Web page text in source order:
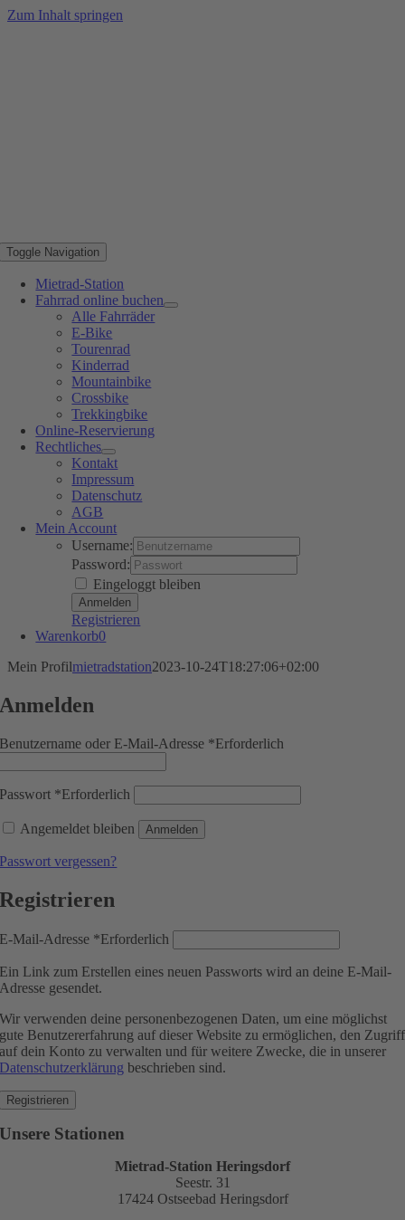
Zum Inhalt springen
Toggle Navigation
Mietrad-Station
Fahrrad online buchen
Alle Fahrräder
E-Bike
Tourenrad
Kinderrad
Mountainbike
Crossbike
Trekkingbike
Online-Reservierung
Rechtliches
Kontakt
Impressum
Datenschutz
AGB
Mein Account
Username:
Password:
Eingeloggt bleiben
Registrieren
Warenkorb0
Mein Profilmietradstation2023-10-24T18:27:06+02:00
Anmelden
Benutzername oder E-Mail-Adresse *Erforderlich
Passwort *Erforderlich
Angemeldet bleiben Anmelden
Passwort vergessen?
Registrieren
E-Mail-Adresse *Erforderlich
Ein Link zum Erstellen eines neuen Passworts wird an deine E-Mail-
Adresse gesendet.
Wir verwenden deine personenbezogenen Daten, um eine möglichst
gute Benutzererfahrung auf dieser Website zu ermöglichen, den Zugriff
auf dein Konto zu verwalten und für weitere Zwecke, die in unserer
Datenschutzerklärung beschrieben sind.
Registrieren
Unsere Stationen
Mietrad-Station Heringsdorf
Seestr. 31
17424 Ostseebad Heringsdorf